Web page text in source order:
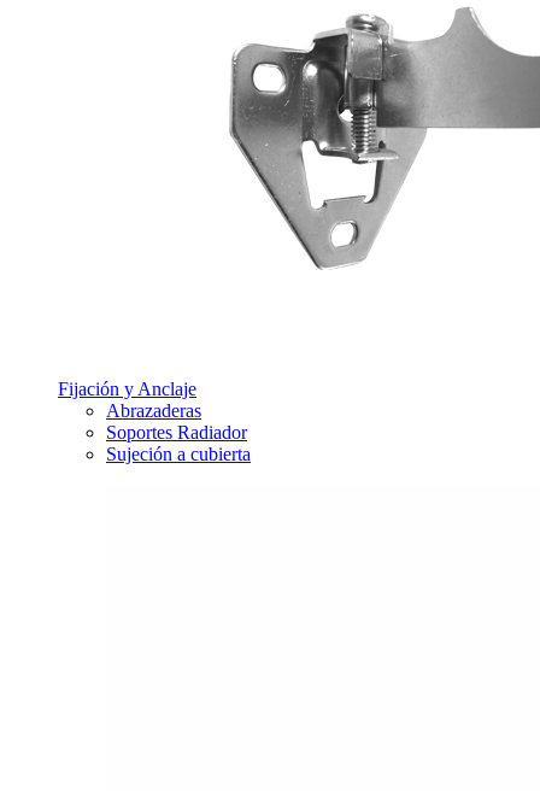
Fijación y Anclaje
Abrazaderas
Soportes Radiador
Sujeción a cubierta